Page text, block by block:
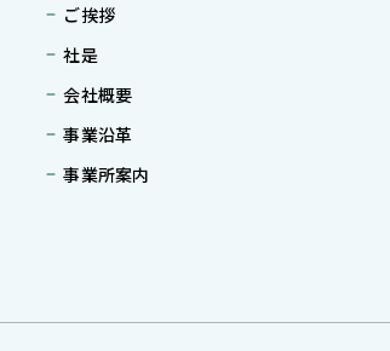
ご挨拶
社是
会社概要
事業沿革
事業所案内